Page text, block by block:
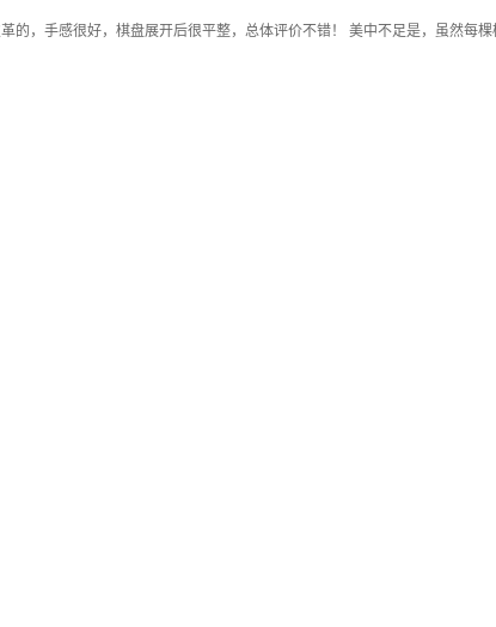
，手感很好，棋盘展开后很平整，总体评价不错！ 美中不足是，虽然每